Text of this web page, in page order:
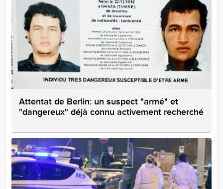
Attentat de Berlin: un suspect "armé" et
"dangereux" déjà connu activement recherché